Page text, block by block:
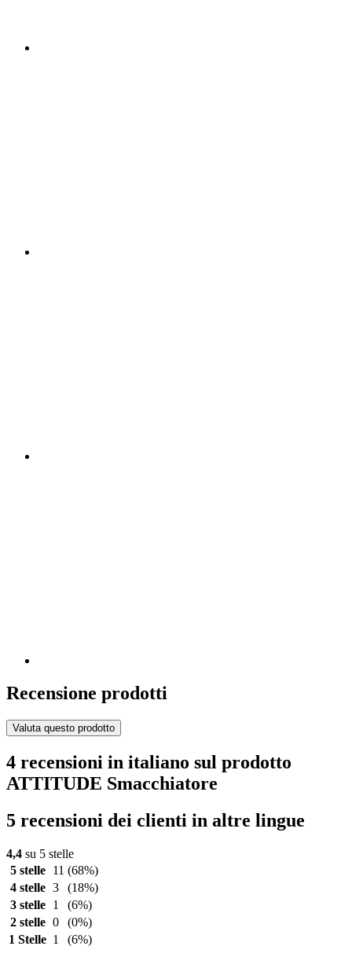
Recensione prodotti
Valuta questo prodotto
4 recensioni in italiano sul prodotto
ATTITUDE Smacchiatore
5 recensioni dei clienti in altre lingue
4,4 su 5 stelle
5 stelle
11 (68%)
4 stelle 3
(18%)
3 stelle
1
(6%)
2 stelle 0
(0%)
1 Stelle 1 (6%)